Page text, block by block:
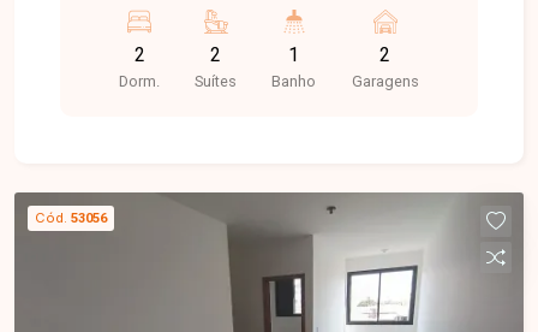
farmácias, restaurantes e diversos comércios,
oferece praticidade, conforto e qualidade de vida
para toda a família. Apartamento com
armários planejados e área de serviço
independente. O imóvel conta ainda com 02
vagas de garagem livres, oferecendo ambientes
modernos, bem distribuídos e prontos para
morar, ideal para quem busca conforto e
2
Dorm.
2
Suítes
1
Banho
2
Garagens
Cód. 53056